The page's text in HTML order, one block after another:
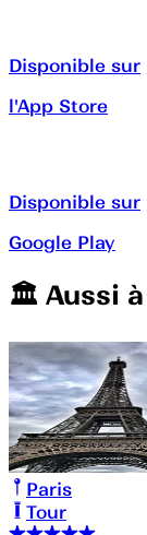
Disponible sur
l'App Store
Disponible sur
Google Play
🏛️️ Aussi à
Paris
Tour